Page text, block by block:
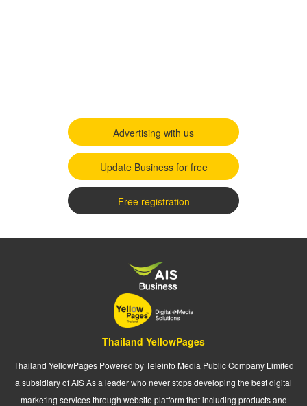
Advertising with us
Update Business for free
Free registration
Thailand YellowPages
Thailand YellowPages Powered by Teleinfo Media Public Company Limited
a subsidiary of AIS As a leader who never stops developing the best digital
marketing services through website platform that including products and